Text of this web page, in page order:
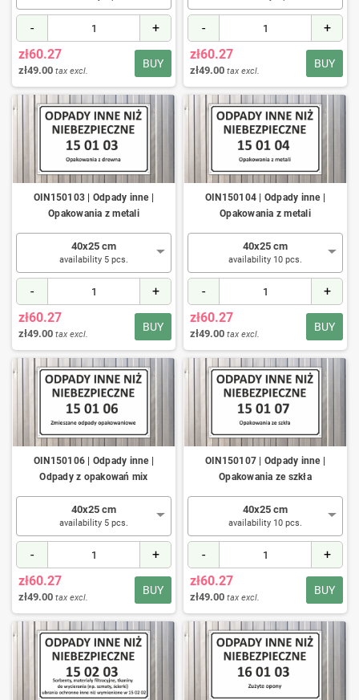
- +
BUY
zł60.27
zł49.00 tax excl.
- +
BUY
zł60.27
zł49.00 tax excl.
OIN150103 | Odpady inne |
Opakowania z metali
40x25 cm
availability 5 pcs.
- +
BUY
zł60.27
zł49.00 tax excl.
OIN150104 | Odpady inne |
Opakowania z metali
40x25 cm
availability 10 pcs.
- +
BUY
zł60.27
zł49.00 tax excl.
OIN150106 | Odpady inne |
Odpady z opakowań mix
40x25 cm
availability 5 pcs.
- +
BUY
zł60.27
zł49.00 tax excl.
OIN150107 | Odpady inne |
Opakowania ze szkła
40x25 cm
availability 10 pcs.
- +
BUY
zł60.27
zł49.00 tax excl.